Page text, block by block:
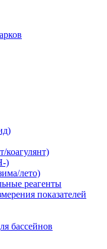
коагулянт)
)
лето)
реагенты
показателей
бассейнов